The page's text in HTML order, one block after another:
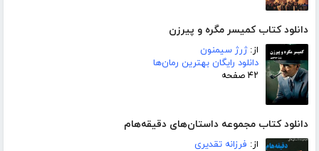
دانلود کتاب کمیسر مگره و پیرزن
از:ژرژ سیمنون
دانلود رایگان بهترین رمان‌ها
۴۲ صفحه
دانلود کتاب مجموعه داستان‌های دقیقه‌هام
از: فرزانه تقدیری